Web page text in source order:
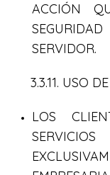
ACCIÓN
SERVIDOR.
3.3.11. USO
LOS